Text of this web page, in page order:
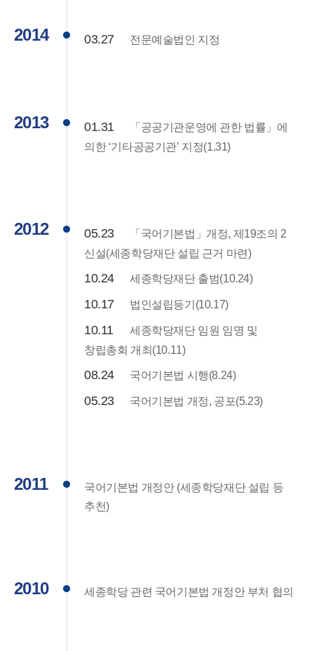
2014 03.27 전문예술법인 지정
2013 01.31
「공공기관운영에 관한 법률」에
의한 ‘기타공공기관’ 지정(1.31)
2012 05.23
「국어기본법」개정, 제19조의 2
신설(세종학당재단 설립 근거 마련)
10.24 세종학당재단 출범(10.24)
10.17 법인설립등기(10.17)
10.11
세종학당재단 임원 임명 및
창립총회 개최(10.11)
08.24 국어기본법 시행(8.24)
05.23 국어기본법 개정, 공포(5.23)
2011
국어기본법 개정안 (세종학당재단 설립 등
추천)
2010 세종학당 관련 국어기본법 개정안 부처 협의